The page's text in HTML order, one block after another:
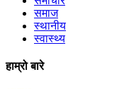
समाज
स्थानीय
स्वास्थ्य
हाम्रो बारे